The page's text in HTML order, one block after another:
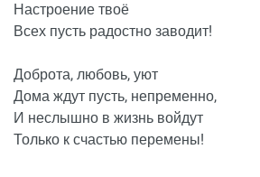
Настроение твоё
Всех пусть радостно заводит!
Доброта, любовь, уют
Дома ждут пусть, непременно,
И неслышно в жизнь войдут
Только к счастью перемены!